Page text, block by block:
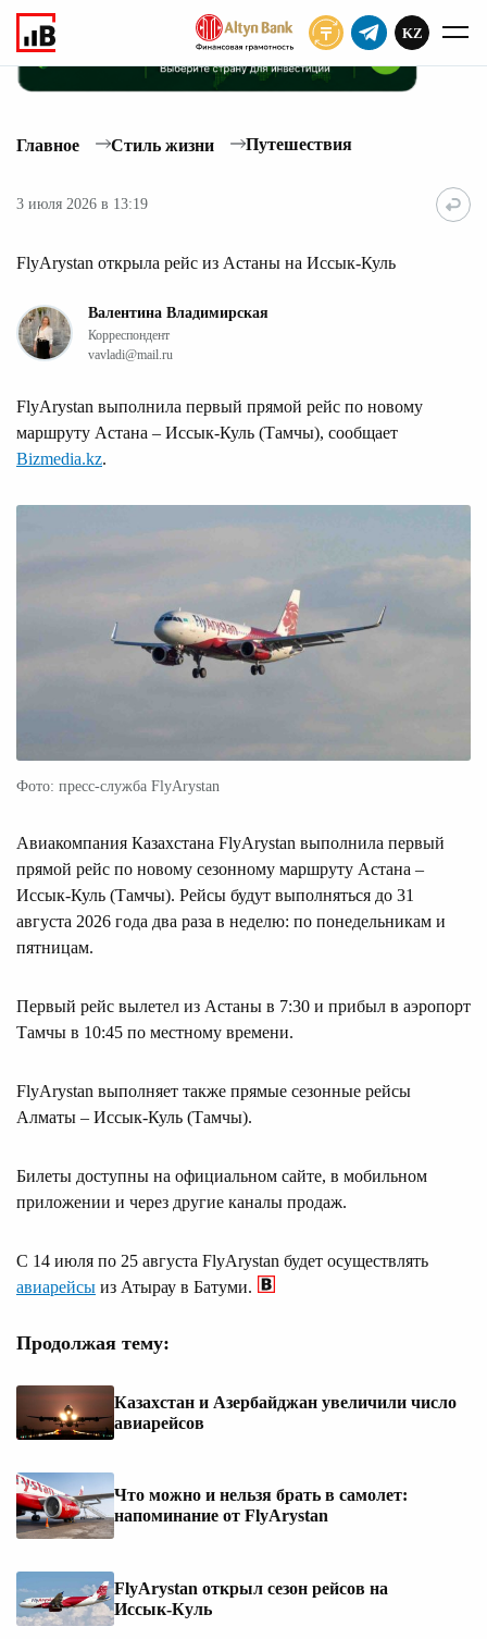
KZ
Главное Стиль жизни Путешествия
3 июля 2026 в 13:19
FlyArystan открыла рейс из Астаны на Иссык-Куль
Валентина Владимирская
Корреспондент
vavladi@mail.ru
FlyArystan выполнила первый прямой рейс по новому
маршруту Астана – Иссык-Куль (Тамчы), сообщает
Bizmedia.kz.
Фото: пресс-служба FlyArystan
Авиакомпания Казахстана FlyArystan выполнила первый
прямой рейс по новому сезонному маршруту Астана –
Иссык-Куль (Тамчы). Рейсы будут выполняться до 31
августа 2026 года два раза в неделю: по понедельникам и
пятницам.
Первый рейс вылетел из Астаны в 7:30 и прибыл в аэропорт
Тамчы в 10:45 по местному времени.
FlyArystan выполняет также прямые сезонные рейсы
Алматы – Иссык-Куль (Тамчы).
Билеты доступны на официальном сайте, в мобильном
приложении и через другие каналы продаж.
С 14 июля по 25 августа FlyArystan будет осуществлять
авиарейсы из Атырау в Батуми.
Продолжая тему:
Казахстан и Азербайджан увеличили число
авиарейсов
Что можно и нельзя брать в самолет:
напоминание от FlyArystan
FlyArystan открыл сезон рейсов на
Иссык‑Куль